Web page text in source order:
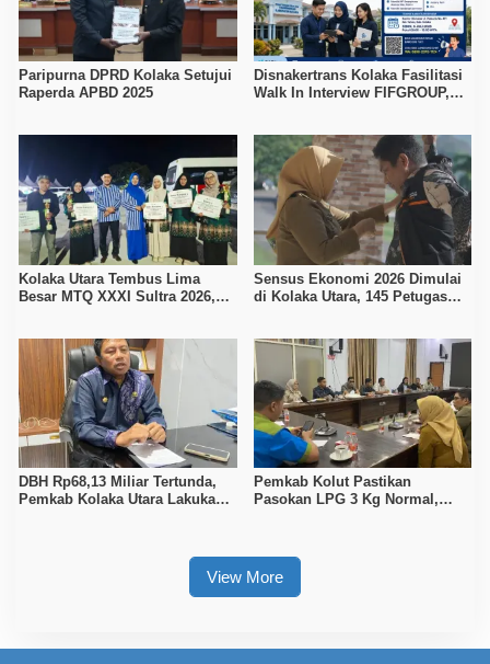
Paripurna DPRD Kolaka Setujui
Raperda APBD 2025
Disnakertrans Kolaka Fasilitasi
Walk In Interview FIFGROUP,
Kolaka Utara Tembus Lima
Besar MTQ XXXI Sultra 2026,
Sensus Ekonomi 2026 Dimulai
di Kolaka Utara, 145 Petugas
DBH Rp68,13 Miliar Tertunda,
Pemkab Kolaka Utara Lakukan
Pemkab Kolut Pastikan
Pasokan LPG 3 Kg Normal,
View More